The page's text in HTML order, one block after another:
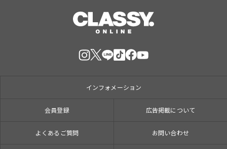
インフォメーション
会員登録 広告掲載について
よくあるご質問 お問い合わせ